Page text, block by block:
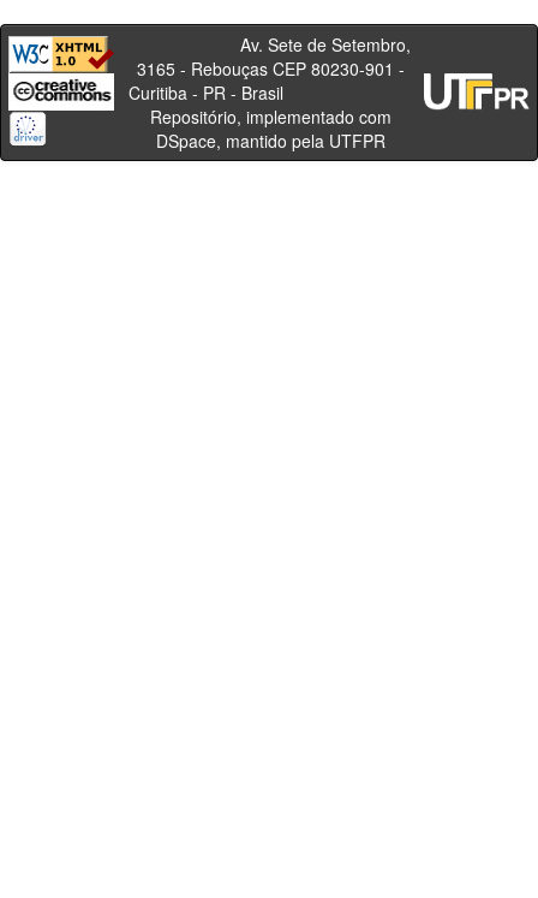
Av. Sete de Setembro,
3165 - Rebouças CEP 80230-901 -
Curitiba - PR - Brasil
Repositório, implementado com
DSpace, mantido pela UTFPR